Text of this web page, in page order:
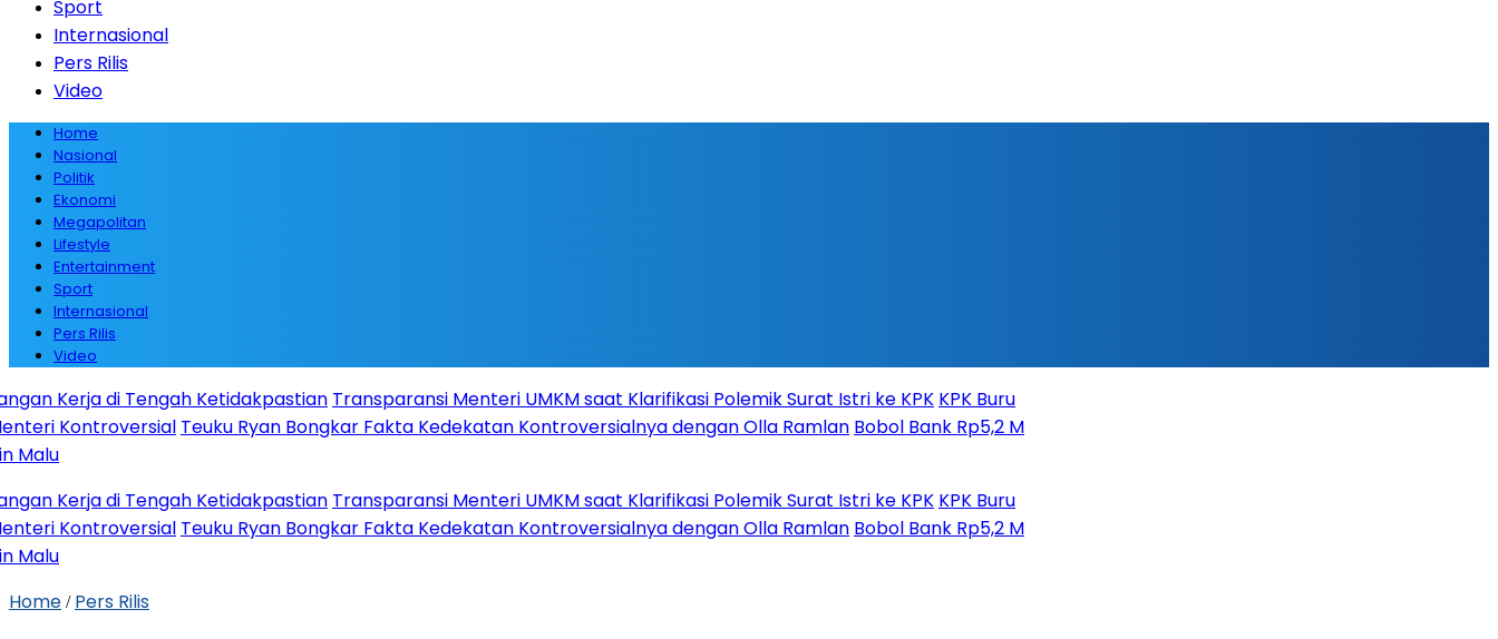
Sport
Internasional
Pers Rilis
Video
Home
Nasional
Politik
Ekonomi
Megapolitan
Lifestyle
Entertainment
Sport
Internasional
Pers Rilis
Video
Tengah KetidakpastianTransparansi Menteri UMKM saat Klarifikasi Polemik Surat Istri ke KPKKPK Buru
Teuku Ryan Bongkar Fakta Kedekatan Kontroversialnya dengan Olla RamlanBobol Bank Rp5,2 M
Tengah KetidakpastianTransparansi Menteri UMKM saat Klarifikasi Polemik Surat Istri ke KPKKPK Buru
Teuku Ryan Bongkar Fakta Kedekatan Kontroversialnya dengan Olla RamlanBobol Bank Rp5,2 M
Home / Pers Rilis